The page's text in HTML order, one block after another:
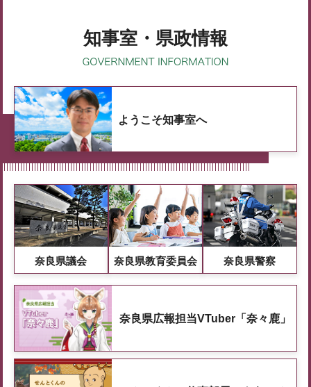
知事室・県政情報
ようこそ知事室へ
奈良県議会 奈良県教育委員会 奈良県警察
奈良県広報担当VTuber「奈々鹿」